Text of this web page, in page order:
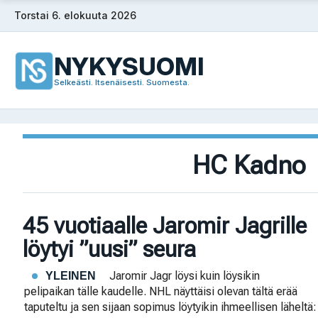
SiirryTorstai 6. elokuuta 2026
NYKYSUOMI
Selkeästi. Itsenäisesti. Suomesta.
HC Kadno
45 vuotiaalle Jaromir Jagrille
löytyi ”uusi” seura
YLEINEN
Jaromir Jagr löysi kuin löysikin
pelipaikan tälle kaudelle. NHL näyttäisi olevan tältä erää
taputeltu ja sen sijaan sopimus löytyikin ihmeellisen